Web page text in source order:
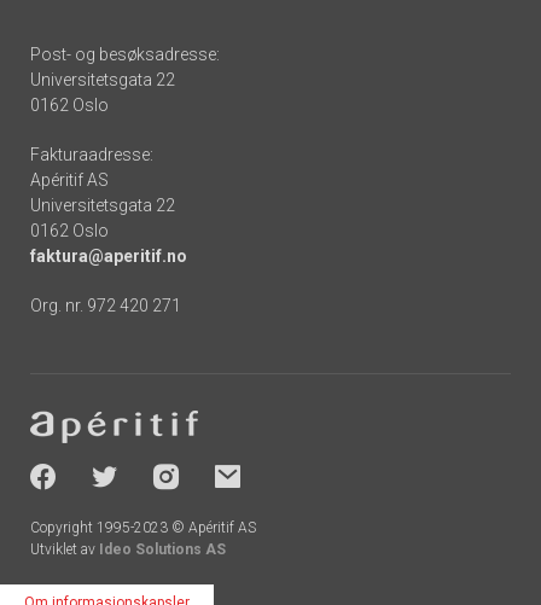
Post- og besøksadresse:
Universitetsgata 22
0162 Oslo
Fakturaadresse:
Apéritif AS
Universitetsgata 22
0162 Oslo
faktura@aperitif.no
Org. nr. 972 420 271
-
socials
Copyright 1995-2023 © Apéritif AS
Utviklet av Ideo Solutions AS